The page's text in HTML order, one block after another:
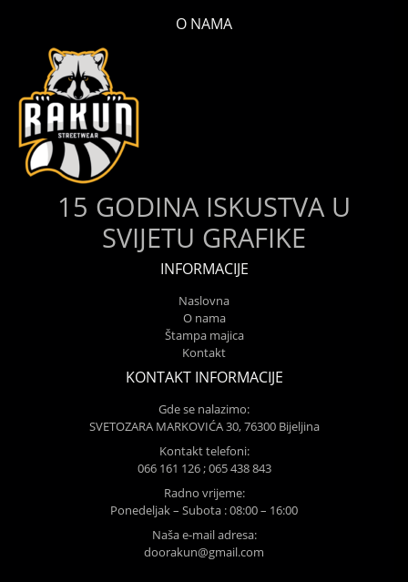
O NAMA
15 GODINA ISKUSTVA U
SVIJETU GRAFIKE
INFORMACIJE
Naslovna
O nama
Štampa majica
Kontakt
KONTAKT INFORMACIJE
Gde se nalazimo:
SVETOZARA MARKOVIĆA 30, 76300 Bijeljina
Kontakt telefoni:
066 161 126 ; 065 438 843
Radno vrijeme:
Ponedeljak – Subota : 08:00 – 16:00
Naša e-mail adresa:
doorakun@gmail.com